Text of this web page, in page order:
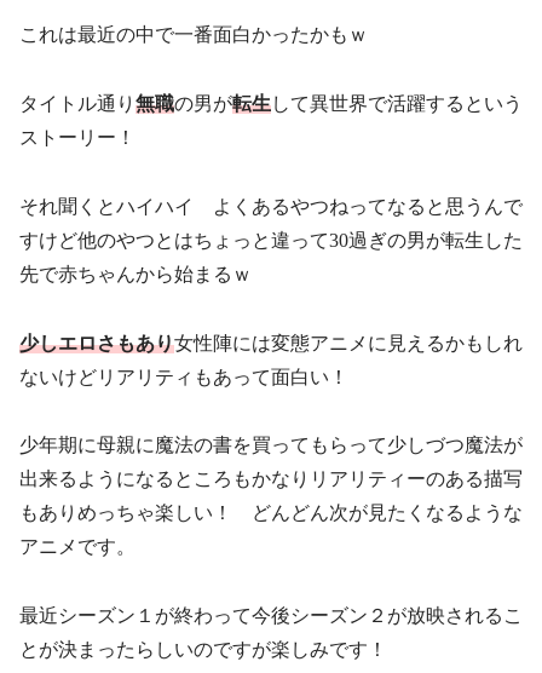
これは最近の中で一番面白かったかもｗ
タイトル通り 無職の男が転生して異世界で活躍するという
ストーリー！
それ聞くとハイハイ よくあるやつねってなると思うんで
すけど他のやつとはちょっと違って30過ぎの男が転生した
先で赤ちゃんから始まるｗ
少しエロさもあり女性陣には変態アニメに見えるかもしれ
ないけどリアリティもあって面白い！
少年期に母親に魔法の書を買ってもらって少しづつ魔法が
出来るようになるところもかなりリアリティーのある描写
もありめっちゃ楽しい！ どんどん次が見たくなるような
アニメです。
最近シーズン１が終わって今後シーズン２が放映されるこ
とが決まったらしいのですが楽しみです！